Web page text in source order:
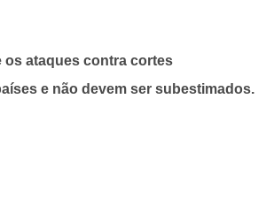
os ataques contra cortes
e não devem ser subestimados.